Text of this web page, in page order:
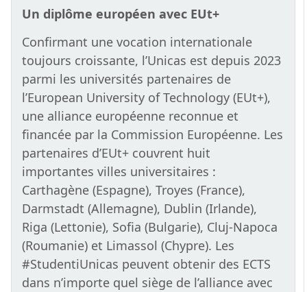
Un diplôme européen avec EUt+
Confirmant une vocation internationale
toujours croissante, l’Unicas est depuis 2023
parmi les universités partenaires de
l’European University of Technology (EUt+),
une alliance européenne reconnue et
financée par la Commission Européenne. Les
partenaires d’EUt+ couvrent huit
importantes villes universitaires :
Carthagène (Espagne), Troyes (France),
Darmstadt (Allemagne), Dublin (Irlande),
Riga (Lettonie), Sofia (Bulgarie), Cluj-Napoca
(Roumanie) et Limassol (Chypre). Les
#StudentiUnicas peuvent obtenir des ECTS
dans n’importe quel siège de l’alliance avec